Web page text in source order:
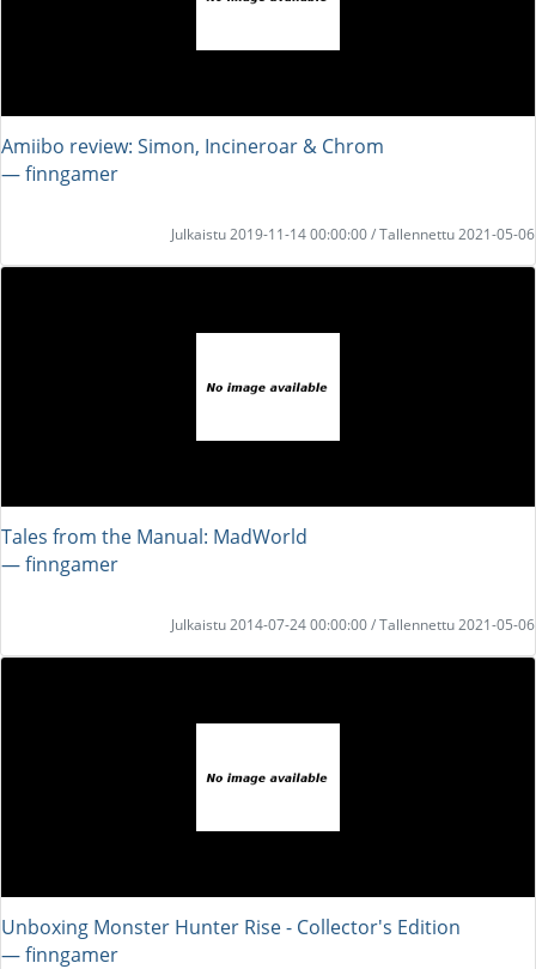
Amiibo review: Simon, Incineroar & Chrom
― finngamer
Julkaistu 2019-11-14 00:00:00 / Tallennettu 2021-05-06
Tales from the Manual: MadWorld
― finngamer
Julkaistu 2014-07-24 00:00:00 / Tallennettu 2021-05-06
Unboxing Monster Hunter Rise - Collector's Edition
― finngamer